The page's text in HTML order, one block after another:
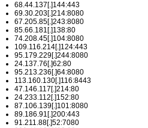
68.44.137[.]144:443
69.30.203[.]214:8080
67.205.85[.]243:8080
85.66.181[.]138:80
74.208.45[.]104:8080
109.116.214[.]124:443
95.179.229[.]244:8080
24.137.76[.]62:80
95.213.236[.]64:8080
113.160.130[.]116:8443
47.146.117[.]214:80
24.233.112[.]152:80
87.106.139[.]101:8080
89.186.91[.]200:443
91.211.88[.]52:7080